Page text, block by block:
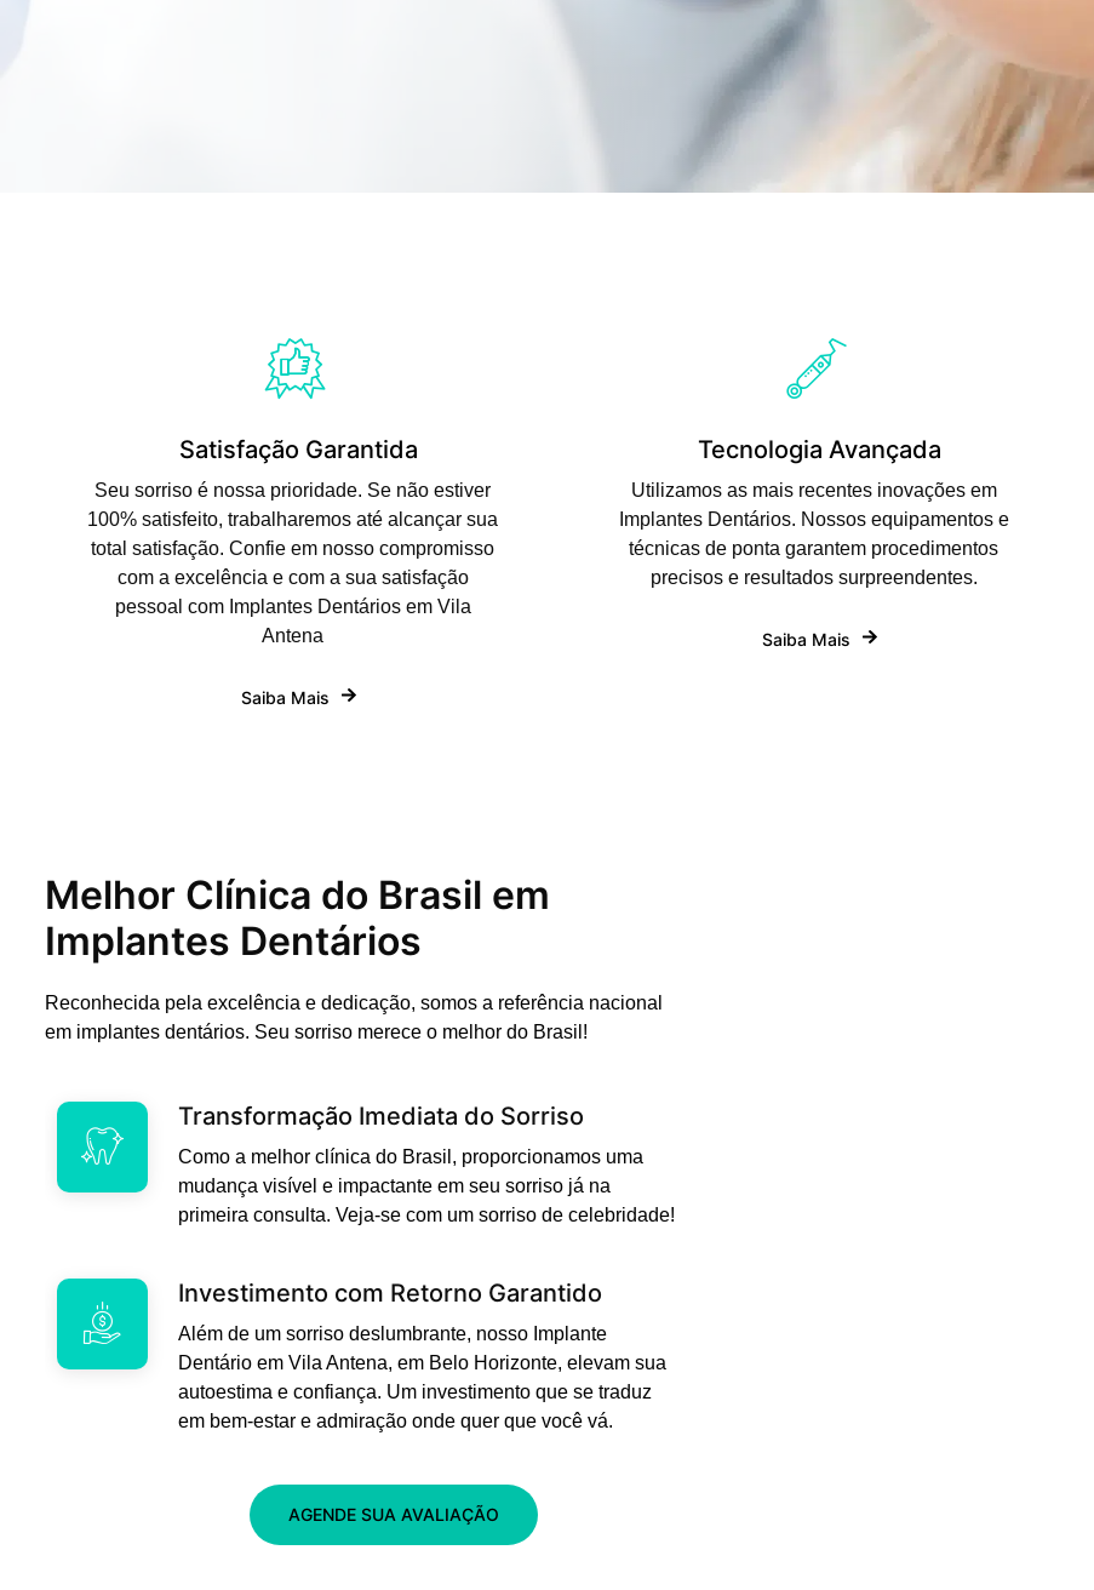
Satisfação Garantida
Seu sorriso é nossa prioridade. Se não estiver
100% satisfeito, trabalharemos até alcançar sua
total satisfação. Confie em nosso compromisso
com a excelência e com a sua satisfação
pessoal com Implantes Dentários em Vila
Antena
Saiba Mais
Tecnologia Avançada
Utilizamos as mais recentes inovações em
Implantes Dentários. Nossos equipamentos e
técnicas de ponta garantem procedimentos
precisos e resultados surpreendentes.
Saiba Mais
Melhor Clínica do Brasil em
Implantes Dentários
Reconhecida pela excelência e dedicação, somos a referência nacional
em implantes dentários. Seu sorriso merece o melhor do Brasil!
Transformação Imediata do Sorriso
Como a melhor clínica do Brasil, proporcionamos uma
mudança visível e impactante em seu sorriso já na
primeira consulta. Veja-se com um sorriso de celebridade!
Investimento com Retorno Garantido
Além de um sorriso deslumbrante, nosso Implante
Dentário em Vila Antena, em Belo Horizonte, elevam sua
autoestima e confiança. Um investimento que se traduz
em bem-estar e admiração onde quer que você vá.
AGENDE SUA AVALIAÇÃO